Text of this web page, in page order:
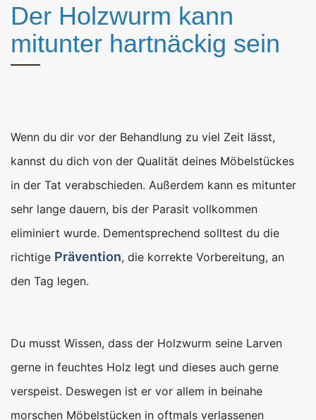
Der Holzwurm kann
mitunter hartnäckig sein
Wenn du dir vor der Behandlung zu viel Zeit lässt,
kannst du dich von der Qualität deines Möbelstückes
in der Tat verabschieden. Außerdem kann es mitunter
sehr lange dauern, bis der Parasit vollkommen
eliminiert wurde. Dementsprechend solltest du die
richtige Prävention, die korrekte Vorbereitung, an
den Tag legen.
Du musst Wissen, dass der Holzwurm seine Larven
gerne in feuchtes Holz legt und dieses auch gerne
verspeist. Deswegen ist er vor allem in beinahe
morschen Möbelstücken in oftmals verlassenen